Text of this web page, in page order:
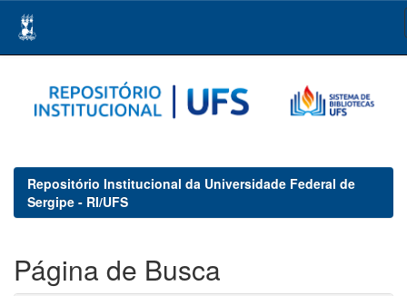
navigation
Repositório Institucional da Universidade Federal de
Sergipe - RI/UFS
Página de Busca